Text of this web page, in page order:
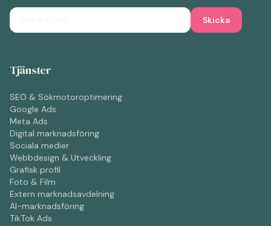
Skicka
Tjänster
SEO & Sökmotoroptimering
Google Ads
Meta Ads
Digital marknadsföring
Sociala medier
Webbdesign & Utveckling
Grafisk profil
Foto & Film
Extern marknadsavdelning
AI-marknadsföring
TikTok Ads